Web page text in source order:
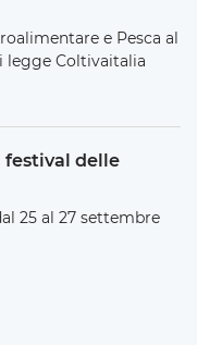
e Pesca al
legge Coltivaitalia
festival delle
25 al 27 settembre